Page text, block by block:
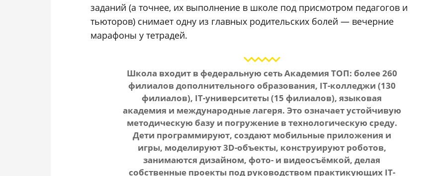
заданий (а точнее, их выполнение в школе под присмотром педагогов и
тьюторов) снимает одну из главных родительских болей — вечерние
марафоны у тетрадей.
Школа входит в федеральную сетьАкадемия ТОП: более 260
филиалов дополнительного образования, IT-колледжи (130
филиалов), IT-университеты (15 филиалов), языковая
академия и международные лагеря. Это означает устойчивую
методическую базу и погружение в технологическую среду.
Дети программируют, создают мобильные приложения и
игры, моделируют 3D-объекты, конструируют роботов,
занимаются дизайном, фото- и видеосъёмкой, делая
собственные проекты под руководством практикующих IT-